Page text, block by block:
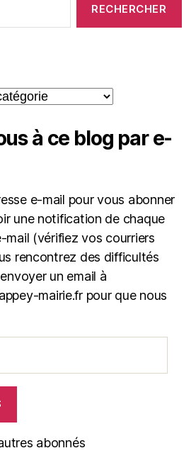
à ce blog par e-
e-mail pour vous abonner
une notification de chaque
mail (vérifiez vos courriers
rencontrez des difficultés
un email à
mairie.fr pour que nous
abonnés